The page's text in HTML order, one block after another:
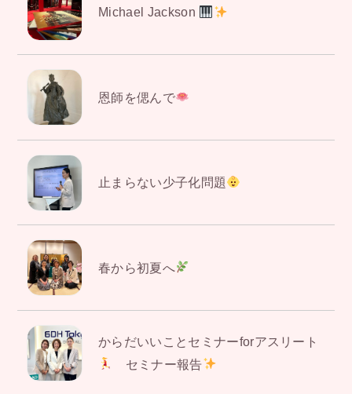
Michael Jackson
恩師を偲んで
止まらない少子化問題
春から初夏へ
からだいいことセミナーforアスリート
セミナー報告